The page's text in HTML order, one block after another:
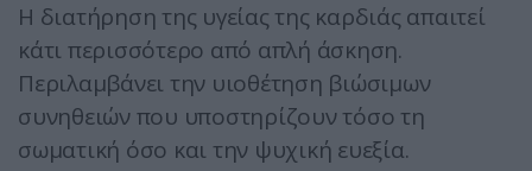
Η διατήρηση της υγείας της καρδιάς απαιτεί
κάτι περισσότερο από απλή άσκηση.
Περιλαμβάνει την υιοθέτηση βιώσιμων
συνηθειών που υποστηρίζουν τόσο τη
σωματική όσο και την ψυχική ευεξία.